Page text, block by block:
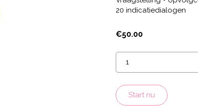
20 indicatiedialogen
€50.00
Consulting
Dialoog
aantal
Start nu